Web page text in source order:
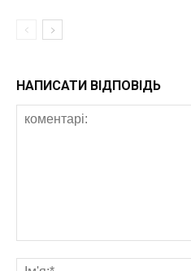
НАПИСАТИ ВІДПОВІДЬ